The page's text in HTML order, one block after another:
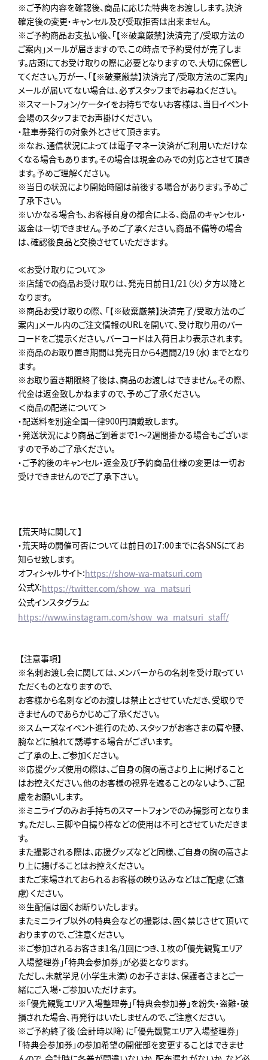
※ご予約内容を確認後、商品に応じた特典をお渡しします。決済
確定後の変更・キャンセル及び受取拒否は出来ません。
※ご予約商品お支払い後、「【※破棄厳禁】決済完了/受取方法の
ご案内」メールが届きますので、この時点で予約受付が完了しま
す。店頭にてお受け取りの際に必要となりますので、大切に保管し
てください。万が一、「【※破棄厳禁】決済完了/受取方法のご案内」
メールが届いてない場合は、必ずスタッフまでお尋ねください。
※スマートフォン/ケータイをお持ちでないお客様は、当日イベント
会場のスタッフまでお声掛けください。
・駐車券発行の対象外とさせて頂きます。
※なお、通信状況によっては電子マネー決済がご利用いただけな
くなる場合もあります。その場合は現金のみでの対応とさせて頂き
ます。予めご理解ください。
※当日の状況により開始時間は前後する場合があります。予めご
了承下さい。
※いかなる場合も、お客様自身の都合による、商品のキャンセル・
返金は一切できません。予めご了承ください。商品不備等の場合
は、確認後良品と交換させていただきます。
≪お受け取りについて≫
※店舗での商品お受け取りは、発売日前日1/21（火）夕方以降と
なります。
※商品お受け取りの際、 「【※破棄厳禁】決済完了/受取方法のご
案内」メール内のご注文情報のURLを開いて、受け取り用のバー
コードをご提示ください。バーコードは入荷日より表示されます。
※商品のお取り置き期間は発売日から4週間2/19（水）までとなり
ます。
※お取り置き期限終了後は、商品のお渡しはできません。その際、
代金は返金致しかねますので、予めご了承ください。
＜商品の配送について＞
・配送料を別途全国一律900円頂戴致します。
・発送状況により商品ご到着まで1～2週間掛かる場合もございま
すので予めご了承ください。
・ご予約後のキャンセル・返金及び予約商品仕様の変更は一切お
受けできませんのでご了承下さい。
【荒天時に関して】
・荒天時の開催可否については前日の17:00までに各SNSにてお
知らせ致します。
オフィシャルサイト:https://show-wa-matsuri.com
公式X:https://twitter.com/show_wa_matsuri
公式インスタグラム:
https://www.instagram.com/show_wa_matsuri_staff/
【注意事項】
※名刺お渡し会に関しては、メンバーからの名刺を受け取ってい
ただくものとなりますので、
お客様から名刺などのお渡しは禁止とさせていただき、受取りで
きませんのであらかじめご了承ください。
※スムーズなイベント進行のため､スタッフがお客さまの肩や腰、
腕などに触れて誘導する場合がございます。
ご了承の上､ご参加ください。
※応援グッズ使用の際は、ご自身の胸の高さより上に掲げること
はお控えください。他のお客様の視界を遮ることのないよう、ご配
慮をお願いします。
※ミニライブのみお手持ちのスマートフォンでのみ撮影可となりま
す。ただし、三脚や自撮り棒などの使用は不可とさせていただきま
す。
また撮影される際は、応援グッズなどと同様、ご自身の胸の高さよ
り上に揚げることはお控えください。
またご来場されておられるお客様の映り込みなどはご配慮（ご遠
慮）ください。
※生配信は固くお断りいたします。
またミニライブ以外の特典会などの撮影は、固く禁じさせて頂いて
おりますので、ご注意ください。
※ご参加されるお客さま1名/1回につき、１枚の「優先観覧エリア
入場整理券」「特典会参加券」が必要となります。
ただし、未就学児（小学生未満）のお子さまは、保護者さまとご一
緒にご入場・ご参加いただけます。
※「優先観覧エリア入場整理券」「特典会参加券」を紛失・盗難・破
損された場合、再発行はいたしませんので、ご注意ください。
※ご予約終了後（会計時以降）に「優先観覧エリア入場整理券」
「特典会参加券」の参加希望の開催部を変更することはできませ